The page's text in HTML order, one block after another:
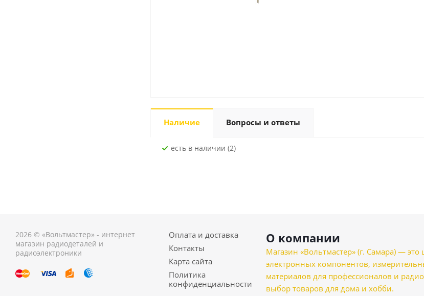
Наличие Вопросы и ответы
Есть в наличии (2)
2026 © «Вольтмастер» - интернет
магазин радиодеталей и
радиоэлектроники
Оплата и доставка
Контакты
Карта сайта
Политика
конфиденциальности
О компании
Магазин «Вольтмастер» (г. Самара) —
электронных компонентов,
материалов для профессионалов и
выбор товаров для дома и хобби.